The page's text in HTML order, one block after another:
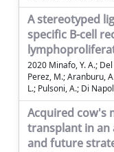
A stereotyped
specific B-cell
2020 Minafo, Y. A.;
Perez, M.; Aranburu,
L.; Pulsoni, A.; Di
Acquired cow's
transplant in an
and future